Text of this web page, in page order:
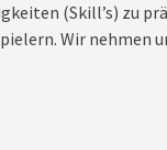
(Skill’s) zu
Wir nehmen